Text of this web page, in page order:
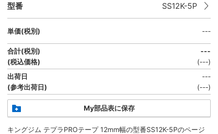
型番 SS12K-5P
単価(税別) ---
合計(税別)
(税込価格)
---
(---)
出荷日
(参考出荷日)
---
(---)
My部品表に保存
キングジム テプラPROテープ 12mm幅の型番SS12K-5Pのページ